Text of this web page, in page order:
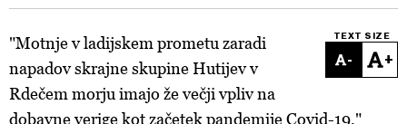
TEXT SIZE
- +
"Motnje v ladijskem prometu zaradi
napadov skrajne skupine Hutijev v
Rdečem morju imajo že večji vpliv na
dobavne verige kot začetek pandemije Covid-19,"